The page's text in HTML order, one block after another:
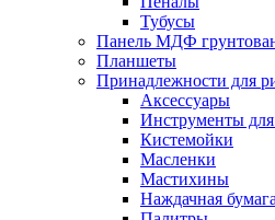
Тубусы
Панель МДФ
Планшеты
Принадлежности для
Аксессуары
Инструменты для
Кистемойки
Масленки
Мастихины
Наждачная бумага